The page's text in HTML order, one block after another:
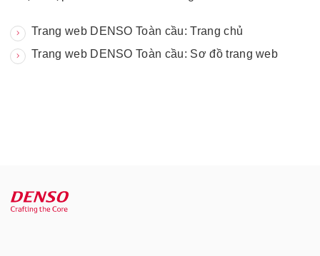
Trang web DENSO Toàn cầu: Trang chủ
Trang web DENSO Toàn cầu: Sơ đồ trang web